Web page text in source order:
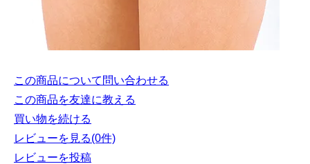
この商品について問い合わせる
この商品を友達に教える
買い物を続ける
レビューを見る(0件)
レビューを投稿